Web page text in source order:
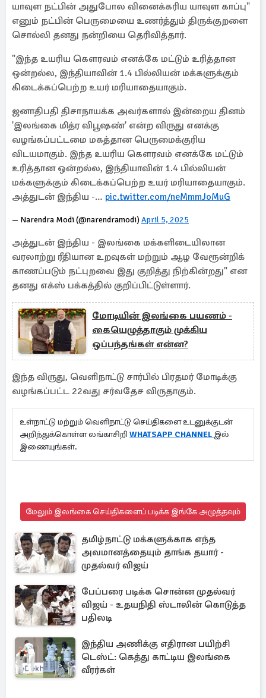
யாவுள நட்பின் அதுபோல வினைக்கரிய யாவுள காப்பு"
எனும் நட்பின் பெருமையை உணர்த்தும் திருக்குறளை
சொல்லி தனது நன்றியை தெரிவித்தார்.
"இந்த உயரிய கௌரவம் எனக்கே மட்டும் உரித்தான
ஒன்றல்ல, இந்தியாவின் 1.4 பில்லியன் மக்களுக்கும்
கிடைக்கப்பெற்ற உயர் மரியாதையாகும்.
ஜனாதிபதி திசாநாயக்க அவர்களால் இன்றைய தினம்
'இலங்கை மித்ர விபூஷண்' என்ற விருது எனக்கு
வழங்கப்பட்டமை மகத்தான பெருமைக்குரிய
விடயமாகும். இந்த உயரிய கௌரவம் எனக்கே மட்டும்
உரித்தான ஒன்றல்ல, இந்தியாவின் 1.4 பில்லியன்
மக்களுக்கும் கிடைக்கப்பெற்ற உயர் மரியாதையாகும்.
அத்துடன் இந்திய -… pic.twitter.com/neMmmJoMuG
— Narendra Modi (@narendramodi) April 5, 2025
அத்துடன் இந்திய - இலங்கை மக்களிடையிலான
வரலாற்று ரீதியான உறவுகள் மற்றும் ஆழ வேரூன்றிக்
காணப்படும் நட்புறவை இது குறித்து நிற்கின்றது" என
தனது எக்ஸ் பக்கத்தில் குறிப்பிட்டுள்ளார்.
மோடியின் இலங்கை பயணம் -
கையெழுத்தாகும் முக்கிய
ஒப்பந்தங்கள் என்ன?
இந்த விருது, வெளிநாட்டு சார்பில் பிரதமர் மோடிக்கு
வழங்கப்பட்ட 22வது சர்வதேச விருதாகும்.
உள்நாட்டு மற்றும் வெளிநாட்டு செய்திகளை உடனுக்குடன்
அறிந்துக்கொள்ள லங்காசிறி WHATSAPP CHANNEL இல்
இணையுங்கள்.
மேலும் இலங்கை செய்திகளைப் படிக்க இங்கே அழுத்தவும்
தமிழ்நாட்டு மக்களுக்காக எந்த
அவமானத்தையும் தாங்க தயார் -
முதல்வர் விஜய்
பேப்பரை படிக்க சொன்ன முதல்வர்
விஜய் - உதயநிதி ஸ்டாலின் கொடுத்த
பதிலடி
இந்திய அணிக்கு எதிரான பயிற்சி
டெஸ்ட்: கெத்து காட்டிய இலங்கை
வீரர்கள்